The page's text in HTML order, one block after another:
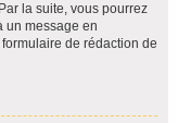
la suite, vous pourrez
un message en
de rédaction de